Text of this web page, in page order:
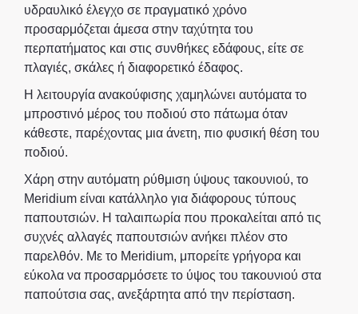
υδραυλικό έλεγχο σε πραγματικό χρόνο
προσαρμόζεται άμεσα στην ταχύτητα του
περπατήματος και στις συνθήκες εδάφους, είτε σε
πλαγιές, σκάλες ή διαφορετικό έδαφος.
Η λειτουργία ανακούφισης χαμηλώνει αυτόματα το
μπροστινό μέρος του ποδιού στο πάτωμα όταν
κάθεστε, παρέχοντας μια άνετη, πιο φυσική θέση του
ποδιού.
Χάρη στην αυτόματη ρύθμιση ύψους τακουνιού, το
Meridium είναι κατάλληλο για διάφορους τύπους
παπουτσιών. Η ταλαιπωρία που προκαλείται από τις
συχνές αλλαγές παπουτσιών ανήκει πλέον στο
παρελθόν. Με το Meridium, μπορείτε γρήγορα και
εύκολα να προσαρμόσετε το ύψος του τακουνιού στα
παπούτσια σας, ανεξάρτητα από την περίσταση.